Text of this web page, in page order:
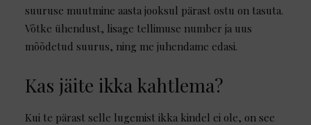
suuruse muutmine aasta jooksul pärast ostu on tasuta.
Võtke ühendust, lisage tellimuse number ja uus
mõõdetud suurus, ning me juhendame edasi.
Kas jäite ikka kahtlema?
Kui te pärast selle lugemist ikka kindel ei ole, on see